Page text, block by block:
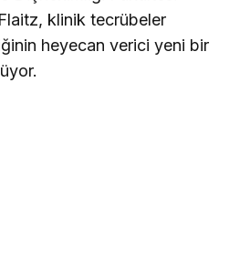
klinik tecrübeler
heyecan verici yeni bir